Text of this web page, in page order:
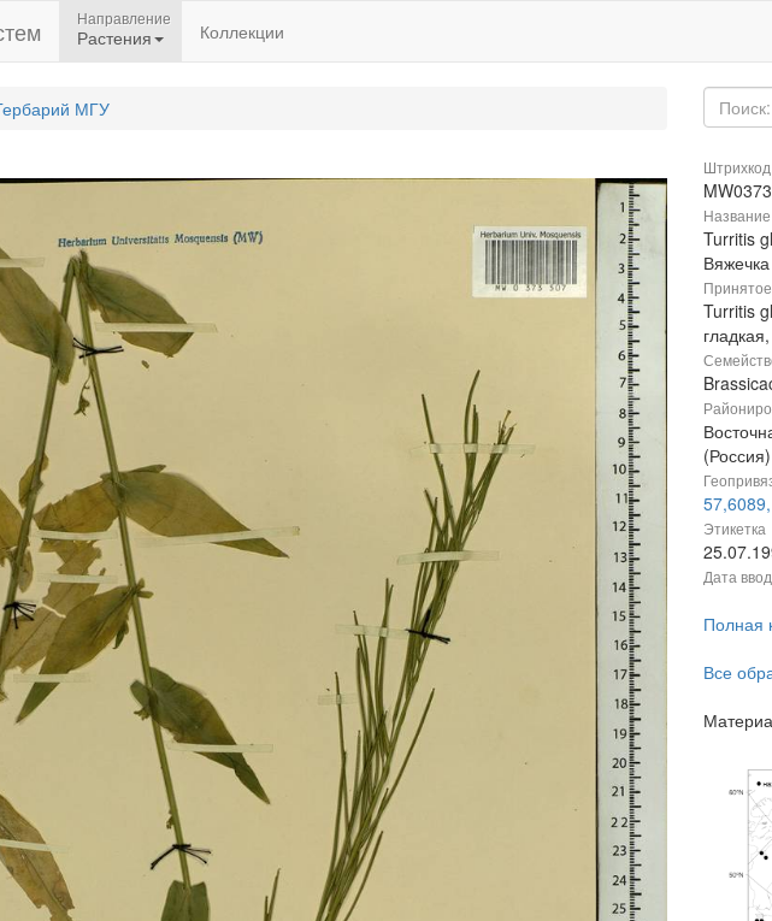
Направление
Растения Коллекции
МГУ
Штрихкод
Turritis
Turritis
(Россия)
Этикетка
Дата
Полная
Все